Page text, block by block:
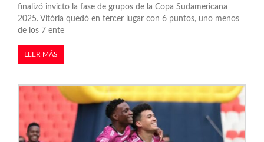
s
finalizó invicto la fase de grupos de la Copa Sudamericana
2025. Vitória quedó en tercer lugar con 6 puntos, uno menos
de los 7 ente
LEER MÁS